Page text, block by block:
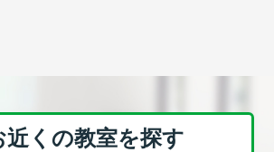
近くの教室を探す